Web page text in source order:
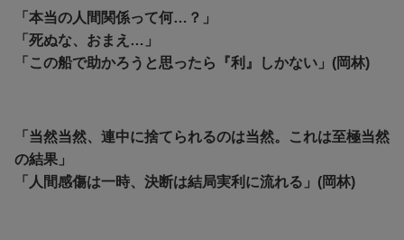
「本当の人間関係って何…？」
「死ぬな、おまえ…」
「この船で助かろうと思ったら『利』しかない」(岡林)
「当然当然、連中に捨てられるのは当然。これは至極当然
の結果」
「人間感傷は一時、決断は結局実利に流れる」(岡林)